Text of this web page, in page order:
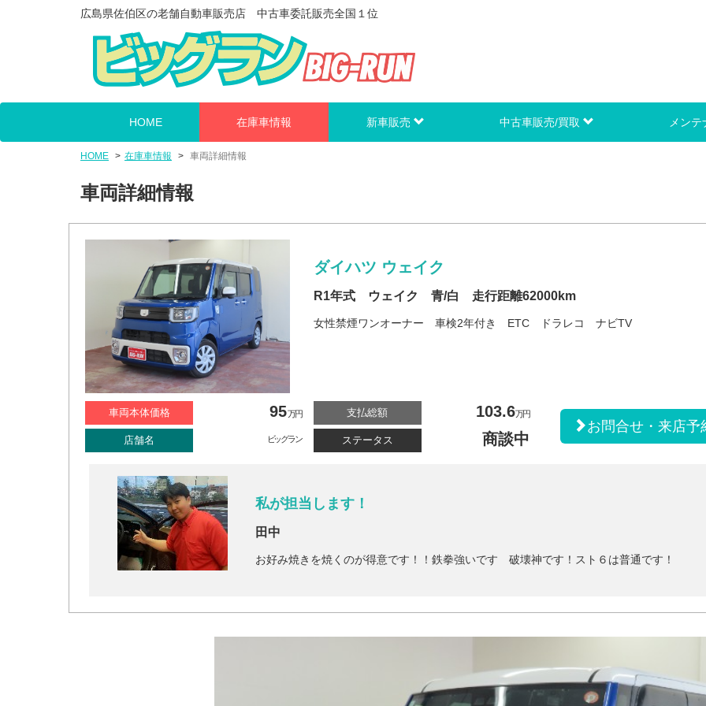
広島県佐伯区の老舗自動車販売店 中古車委託販売全国１位
HOME 在庫車情報 新車販売 中古車販売/買取 メン
HOME 在庫車情報 車両詳細情報
車両詳細情報
ダイハツ ウェイク
R1年式 ウェイク 青/白 走行距離62000km
女性禁煙ワンオーナー 車検2年付き ETC ドラレコ ナビTV
車両本体価格 95万円
店舗名 ビッグラン
支払総額 103.6万円
ステータス 商談中
お問合せ・来店予
私が担当します！
田中
お好み焼きを焼くのが得意です！！鉄拳強いです 破壊神です！スト６は普通です！